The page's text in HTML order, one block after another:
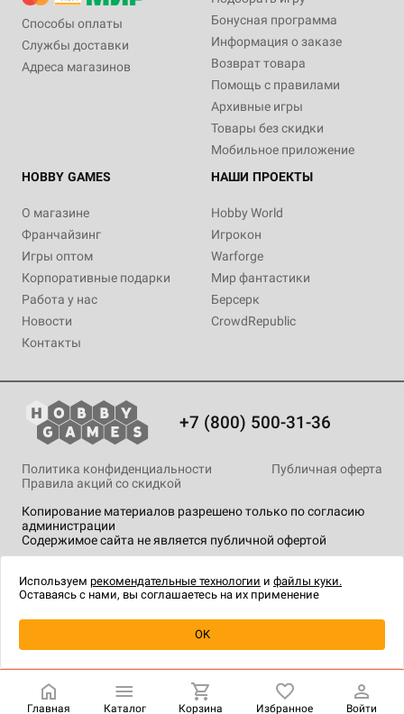
Уведомить о наличии
Способы оплаты
Службы доставки
Адреса магазинов
Бонусная программа
Информация о заказе
Возврат товара
Помощь с правилами
Архивные игры
Товары без скидки
Мобильное приложение
HOBBY GAMES
О магазине
Франчайзинг
Игры оптом
Корпоративные подарки
Работа у нас
Новости
Контакты
НАШИ ПРОЕКТЫ
Hobby World
Игрокон
Warforge
Мир фантастики
Берсерк
CrowdRepublic
+7 (800) 500-31-36
Копирование материалов разрешено только по согласию
администрации
Содержимое сайта не является публичной офертой
Политика конфиденциальности
Публичная оферта
Правила акций со скидкой
технологии.
Главная Каталог Корзина Избранное Войти
Используем рекомендательные технологии и файлы куки.
Оставаясь с нами, вы соглашаетесь на их применение
OK